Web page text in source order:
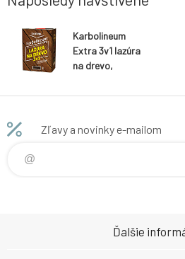
Karbolineum
Extra 3v1 lazúra
na drevo,
Zľavy a novinky e-mailom
Ďalšie